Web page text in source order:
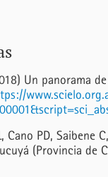
Un panorama
Cano PD, Saibene
(Provincia de